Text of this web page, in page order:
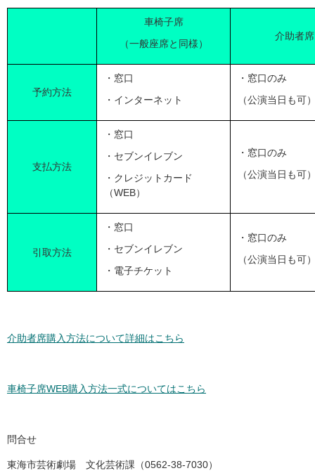
車椅子席
（一般座席と同様）
介助者席
予約方法
・窓口
・インターネット
・窓口のみ
（公演当日も可
支払方法
・窓口
・セブンイレブン
・クレジットカード
（WEB）
・窓口のみ
（公演当日も可
引取方法
・窓口
・セブンイレブン
・電子チケット
・窓口のみ
（公演当日も可
介助者席購入方法について詳細はこちら
車椅子席WEB購入方法一式についてはこちら
問合せ
東海市芸術劇場 文化芸術課（0562-38-7030）